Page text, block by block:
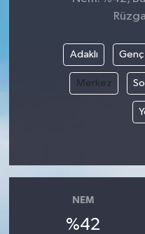
Adaklı Genç
Merkez
NEM
%42